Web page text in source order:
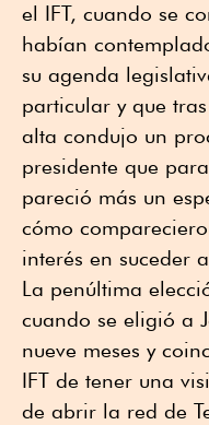
el IFT, cuando se
habían
su agenda
particular y que
alta condujo un
presidente que
pareció más un
cómo
interés en suceder
La penúltima
cuando se eligió a
nueve meses y
IFT de tener una
de abrir la red de